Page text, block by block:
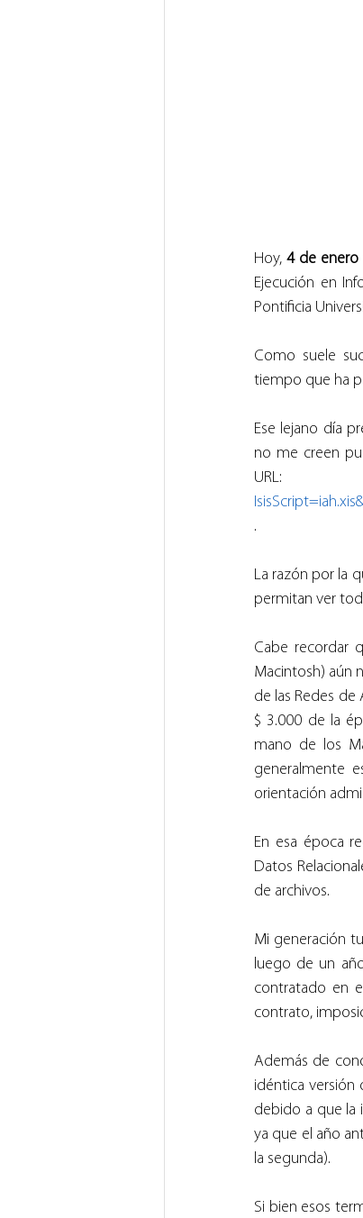
Hoy, 4 de enero
Ejecución en
Pontificia
Como suele
tiempo que ha
Ese lejano día
no me creen
.
La razón por la
permitan ver
Cabe recordar
Macintosh) aún
de las Redes de
$ 3.000 de la
mano de los
generalmente
orientación
En esa época
Datos
de archivos.
Mi generación
luego de un
contratado en
contrato,
Además de
idéntica versión
debido a que la
ya que el año
la segunda).
Si bien esos